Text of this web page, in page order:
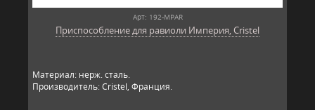
Арт: 192-MPAR
Приспособление для равиоли Империя, Cristel
Материал: нерж. сталь.
Производитель: Cristel, Франция.